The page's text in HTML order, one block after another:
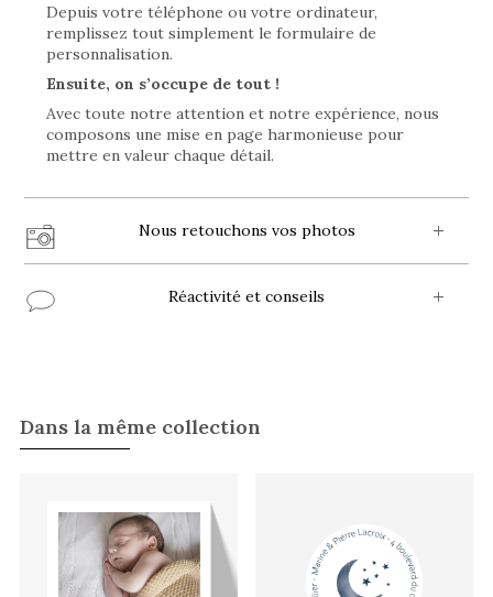
Depuis votre téléphone ou votre ordinateur,
remplissez tout simplement le formulaire de
personnalisation.
Ensuite, on s’occupe de tout !
Avec toute notre attention et notre expérience, nous
composons une mise en page harmonieuse pour
mettre en valeur chaque détail.
Nous retouchons vos photos
Réactivité et conseils
Dans la même collection